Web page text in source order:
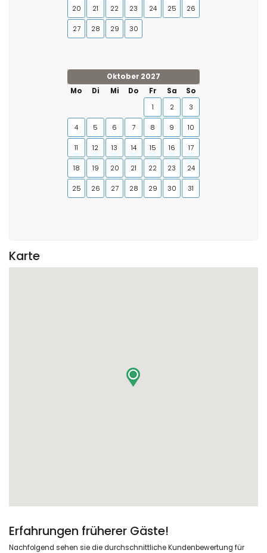
20 21 22 23 24 25 26
27 28 29 30
Oktober 2027
Mo
Di Mi Do Fr Sa
So
1
2 3
4 5 6 7 8 9 10
11 12 13 14 15 16 17
18 19 20 21 22 23 24
25 26 27 28 29 30 31
Karte
Erfahrungen früherer Gäste!
Nachfolgend sehen sie die durchschnittliche Kundenbewertung für